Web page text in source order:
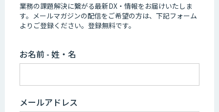
業務の課題解決に繋がる最新DX・情報をお届けいたしま
す。 メールマガジンの配信をご希望の方は、下記フォーム
よりご登録ください。登録無料です。
お名前 - 姓・名
メールアドレス